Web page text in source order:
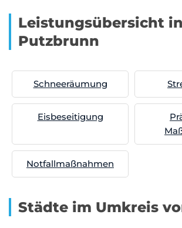
Leistungsübersicht in
Putzbrunn
Schneeräumung
Eisbeseitigung
Notfallmaßnahmen
Städte im Umkreis